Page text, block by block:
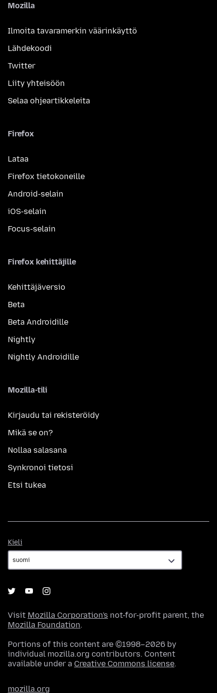
Mozilla
Ilmoita tavaramerkin väärinkäyttö
Lähdekoodi
Twitter
Liity yhteisöön
Selaa ohjeartikkeleita
Firefox
Lataa
Firefox tietokoneille
Android-selain
iOS-selain
Focus-selain
Firefox kehittäjille
Kehittäjäversio
Beta
Beta Androidille
Nightly
Nightly Androidille
Mozilla-tili
Kirjaudu tai rekisteröidy
Mikä se on?
Nollaa salasana
Synkronoi tietosi
Etsi tukea
Kieli
Visit Mozilla Corporation's not-for-profit parent, the
Mozilla Foundation.
Portions of this content are ©1998–2026 by
individual mozilla.org contributors. Content
available under a Creative Commons license.
mozilla.org